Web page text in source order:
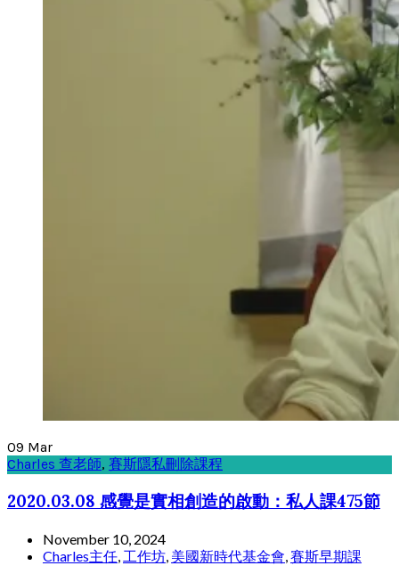
09 Mar
Charles 查老師, 賽斯隱私刪除課程
2020.03.08 感覺是實相創造的啟動：私人課475節
November 10, 2024
Charles主任, 工作坊, 美國新時代基金會,賽斯早期課